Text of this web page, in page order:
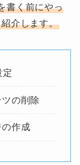
書く前にやっ
介します。
の削除
作成